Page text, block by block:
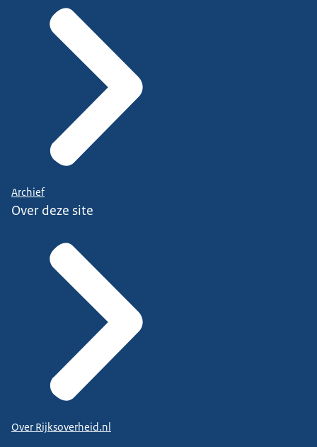
Archief
Over deze site
Over Rijksoverheid.nl